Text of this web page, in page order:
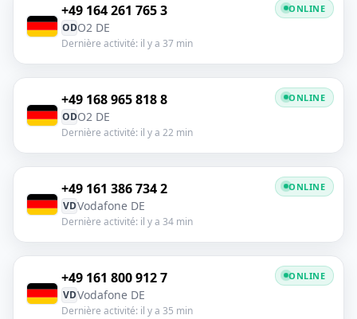
+49 164 261 765 3
ODO2 DE
Dernière activité: il y a 37 min
ONLINE
+49 168 965 818 8
ODO2 DE
Dernière activité: il y a 22 min
ONLINE
+49 161 386 734 2
VDVodafone DE
Dernière activité: il y a 34 min
ONLINE
+49 161 800 912 7
VDVodafone DE
Dernière activité: il y a 35 min
ONLINE